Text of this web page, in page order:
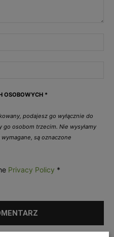
OSOBOWYCH *
podajesz go wyłącznie do
osobom trzecim. Nie wysyłamy
są oznaczone
Privacy Policy *